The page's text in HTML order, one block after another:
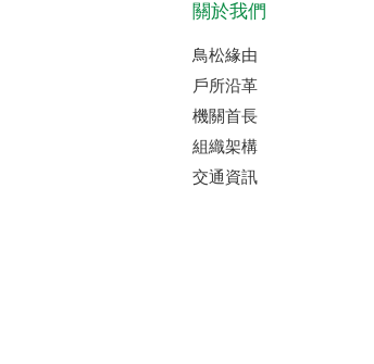
關於我們
鳥松緣由
戶所沿革
機關首長
組織架構
交通資訊